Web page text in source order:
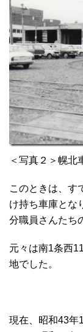
＜写真２＞幌北
このときは、す
け持ち車庫とな
分職員さんたち
元々は南1条西
地でした。
現在、昭和43年